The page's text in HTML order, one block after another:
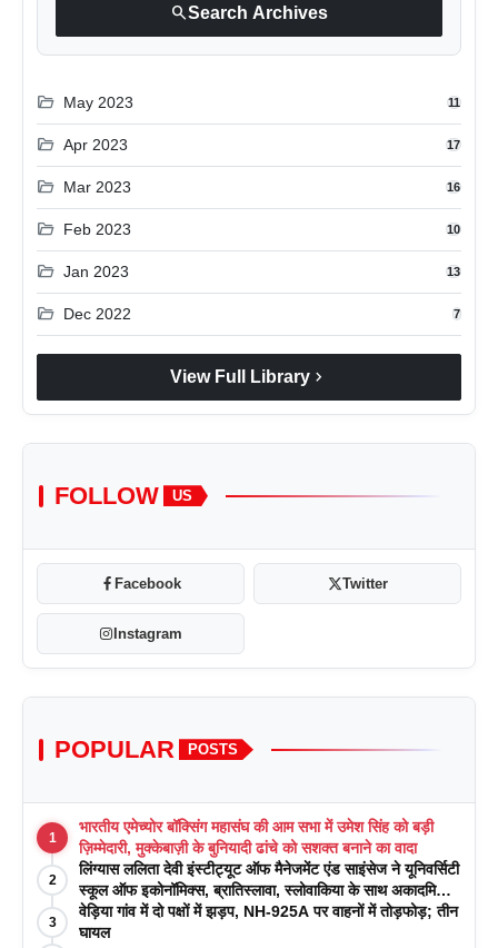
searchSearch Archives
folder_open May 2023 11
folder_open Apr 2023 17
folder_open Mar 2023 16
folder_open Feb 2023 10
folder_open Jan 2023 13
folder_open Dec 2022 7
View Full Library chevron_right
FOLLOW US
Facebook Twitter
Instagram
POPULAR POSTS
1
भारतीय एमेच्योर बॉक्सिंग महासंघ की आम सभा में उमेश सिंह को बड़ी
ज़िम्मेदारी, मुक्केबाज़ी के बुनियादी ढांचे को सशक्त बनाने का वादा
2
लिंग्यास ललिता देवी इंस्टीट्यूट ऑफ मैनेजमेंट एंड साइंसेज ने यूनिवर्सिटी
स्कूल ऑफ इकोनॉमिक्स, ब्रातिस्लावा, स्लोवाकिया के साथ अकादमिक
पत्रिकाओं में प्रकाशन रणनीतियों पर एक दिवसीय कार्यशाला का
आयोजन किया
3
वेड़िया गांव में दो पक्षों में झड़प, NH-925A पर वाहनों में तोड़फोड़; तीन
घायल